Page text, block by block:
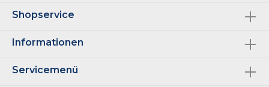
Shopservice
Informationen
Servicemenü